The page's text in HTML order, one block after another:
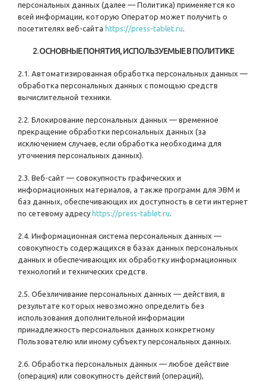
персональных данных (далее — Политика) применяется ко
всей информации, которую Оператор может получить о
посетителях веб-сайта https://press-tablet.ru.
2. ОСНОВНЫЕ ПОНЯТИЯ, ИСПОЛЬЗУЕМЫЕ В ПОЛИТИКЕ
2.1. Автоматизированная обработка персональных данных —
обработка персональных данных с помощью средств
вычислительной техники.
2.2. Блокирование персональных данных — временное
прекращение обработки персональных данных (за
исключением случаев, если обработка необходима для
уточнения персональных данных).
2.3. Веб-сайт — совокупность графических и
информационных материалов, а также программ для ЭВМ и
баз данных, обеспечивающих их доступность в сети интернет
по сетевому адресу https://press-tablet.ru.
2.4. Информационная система персональных данных —
совокупность содержащихся в базах данных персональных
данных и обеспечивающих их обработку информационных
технологий и технических средств.
2.5. Обезличивание персональных данных — действия, в
результате которых невозможно определить без
использования дополнительной информации
принадлежность персональных данных конкретному
Пользователю или иному субъекту персональных данных.
2.6. Обработка персональных данных — любое действие
(операция) или совокупность действий (операций),